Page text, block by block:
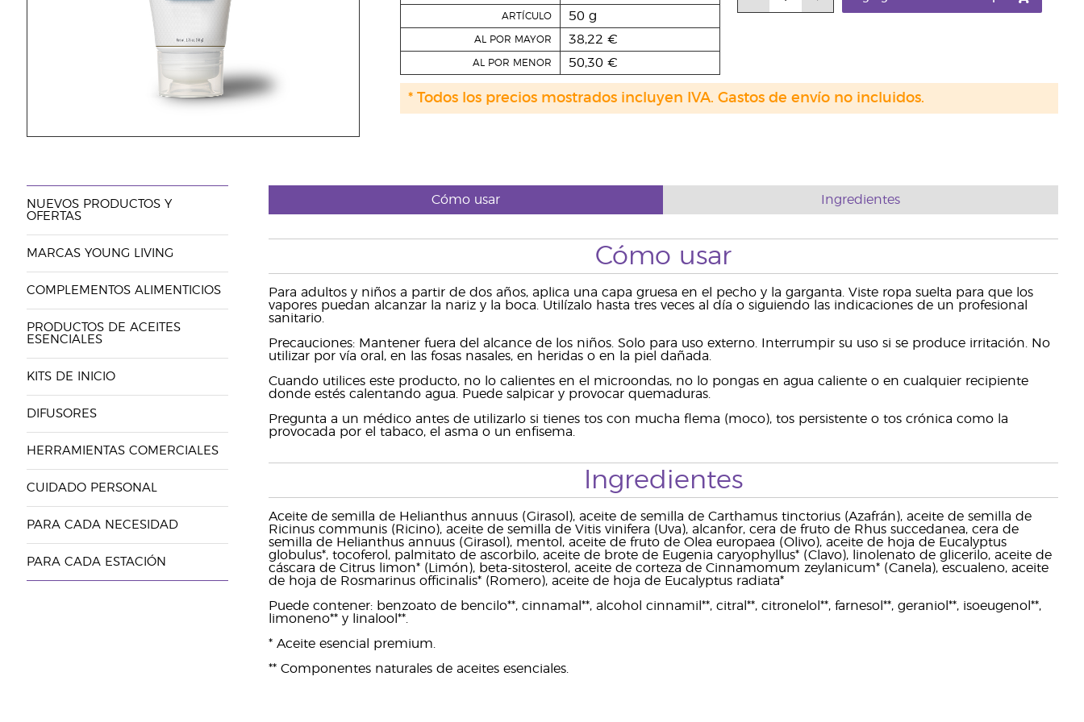
ARTÍCULO 50 g
AL POR MAYOR 38,22 €
AL POR MENOR 50,30 €
* Todos los precios mostrados incluyen IVA. Gastos de envío no incluidos.
NUEVOS PRODUCTOS Y
OFERTAS
MARCAS YOUNG LIVING
COMPLEMENTOS ALIMENTICIOS
PRODUCTOS DE ACEITES
ESENCIALES
KITS DE INICIO
DIFUSORES
HERRAMIENTAS COMERCIALES
CUIDADO PERSONAL
PARA CADA NECESIDAD
PARA CADA ESTACIÓN
Cómo usar Ingredientes
Cómo usar
Para adultos y niños a partir de dos años, aplica una capa gruesa en el pecho y la garganta. Viste ropa suelta para que los
vapores puedan alcanzar la nariz y la boca. Utilízalo hasta tres veces al día o siguiendo las indicaciones de un profesional
sanitario.
Precauciones: Mantener fuera del alcance de los niños. Solo para uso externo. Interrumpir su uso si se produce irritación. No
utilizar por vía oral, en las fosas nasales, en heridas o en la piel dañada.
Cuando utilices este producto, no lo calientes en el microondas, no lo pongas en agua caliente o en cualquier recipiente
donde estés calentando agua. Puede salpicar y provocar quemaduras.
Pregunta a un médico antes de utilizarlo si tienes tos con mucha flema (moco), tos persistente o tos crónica como la
provocada por el tabaco, el asma o un enfisema.
Ingredientes
Aceite de semilla de Helianthus annuus (Girasol), aceite de semilla de Carthamus tinctorius (Azafrán), aceite de semilla de
Ricinus communis (Ricino), aceite de semilla de Vitis vinifera (Uva), alcanfor, cera de fruto de Rhus succedanea, cera de
semilla de Helianthus annuus (Girasol), mentol, aceite de fruto de Olea europaea (Olivo), aceite de hoja de Eucalyptus
globulus*, tocoferol, palmitato de ascorbilo, aceite de brote de Eugenia caryophyllus* (Clavo), linolenato de glicerilo, aceite de
cáscara de Citrus limon* (Limón), beta-sitosterol, aceite de corteza de Cinnamomum zeylanicum* (Canela), escualeno, aceite
de hoja de Rosmarinus officinalis* (Romero), aceite de hoja de Eucalyptus radiata*
Puede contener: benzoato de bencilo**, cinnamal**, alcohol cinnamil**, citral**, citronelol**, farnesol**, geraniol**, isoeugenol**,
limoneno** y linalool**.
* Aceite esencial premium.
** Componentes naturales de aceites esenciales.